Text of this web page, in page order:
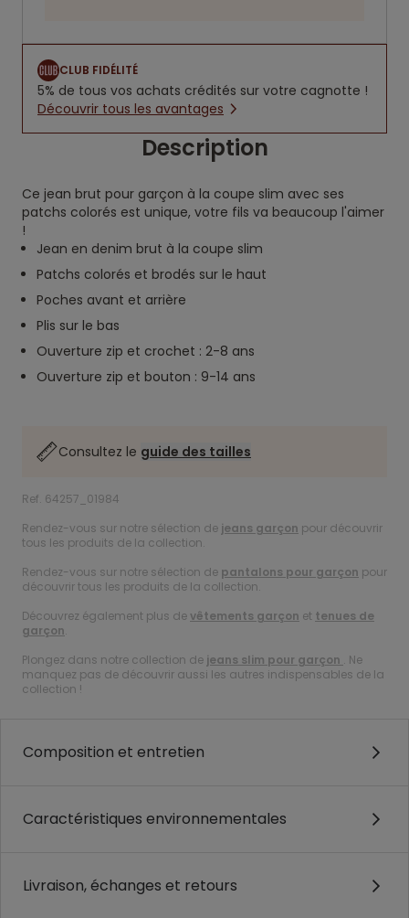
CLUB FIDÉLITÉ
5% de tous vos achats crédités sur votre cagnotte !
Découvrir tous les avantages
Description
Ce jean brut pour garçon à la coupe slim avec ses
patchs colorés est unique, votre fils va beaucoup l'aimer
!
Jean en denim brut à la coupe slim
Patchs colorés et brodés sur le haut
Poches avant et arrière
Plis sur le bas
Ouverture zip et crochet : 2-8 ans
Ouverture zip et bouton : 9-14 ans
Consultez le guide des tailles
Ref. 64257_01984
Rendez-vous sur notre sélection de jeans garçon pour découvrir
tous les produits de la collection.
Rendez-vous sur notre sélection de pantalons pour garçon pour
découvrir tous les produits de la collection.
Découvrez également plus devêtements garçon et tenues de
garçon.
Plongez dans notre collection de jeans slim pour garçon . Ne
manquez pas de découvrir aussi les autres indispensables de la
collection !
Composition et entretien
Caractéristiques environnementales
Livraison, échanges et retours